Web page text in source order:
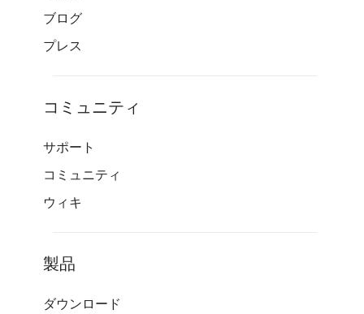
ブログ
プレス
コミュニティ
サポート
コミュニティ
ウィキ
製品
ダウンロード